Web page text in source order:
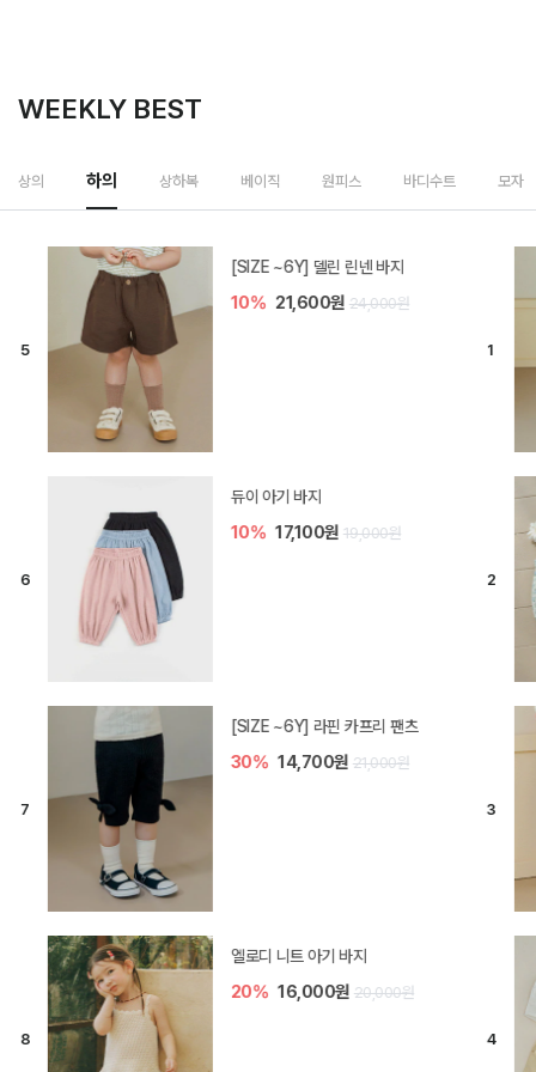
WEEKLY BEST
상의 하의 상하복 베이직 원피스 바디수트 모자
밀라 아기 셋업
20% 35,200원 44,000원
브렌 아기 블라우스 세트
10% 36,900원 41,000원
[SIZE ~6Y] 오뎃 라운지웨어
10% 20,700원 23,000원
[SIZE ~6Y] 블룸 플리츠 쓰리피스
셋업